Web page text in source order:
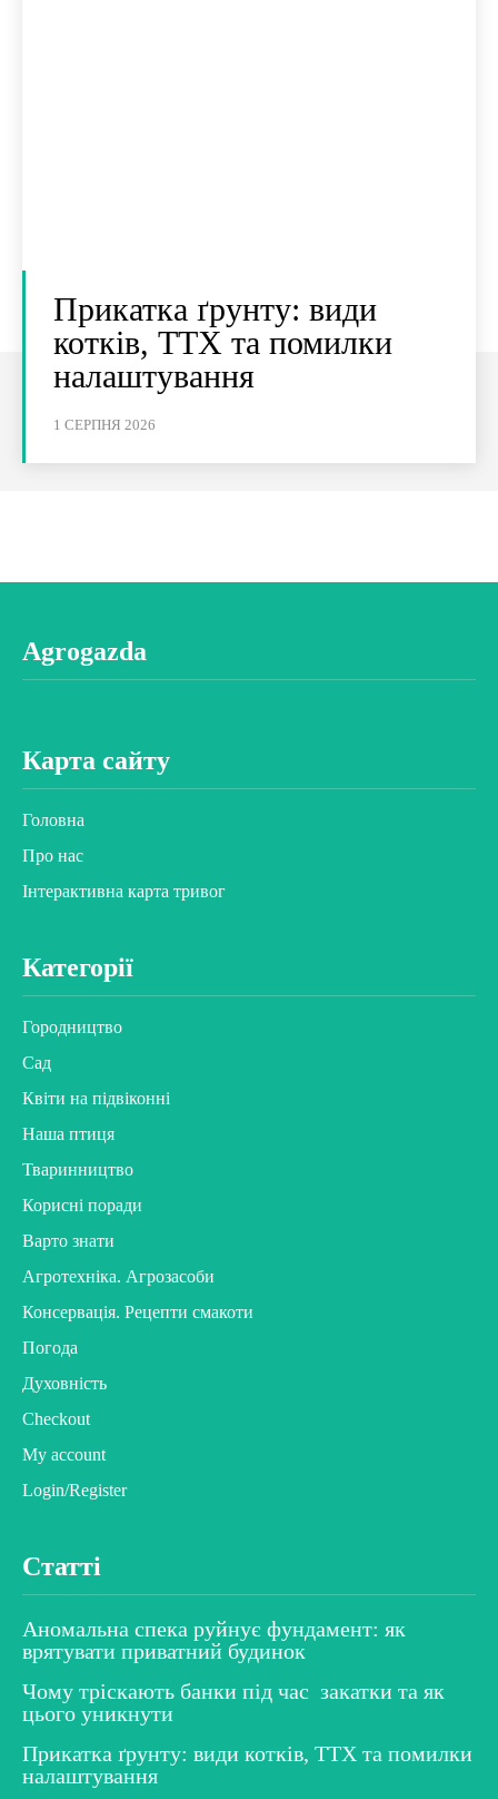
Прикатка ґрунту: види
котків, ТТХ та помилки
налаштування
1 СЕРПНЯ 2026
Agrogazda
Карта сайту
Головна
Про нас
Інтерактивна карта тривог
Категорії
Городництво
Сад
Квіти на підвіконні
Наша птиця
Тваринництво
Корисні поради
Варто знати
Агротехніка. Агрозасоби
Консервація. Рецепти смакоти
Погода
Духовність
Checkout
My account
Login/Register
Статті
Аномальна спека руйнує фундамент: як
врятувати приватний будинок
Чому тріскають банки під час закатки та як
цього уникнути
Прикатка ґрунту: види котків, ТТХ та помилки
налаштування